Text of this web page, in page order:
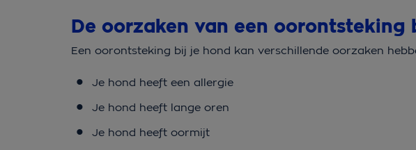
De oorzaken van een oorontsteking
Een oorontsteking bij je hond kan verschillende oorzaken
Je hond heeft een allergie
Je hond heeft lange oren
Je hond heeft oormijt